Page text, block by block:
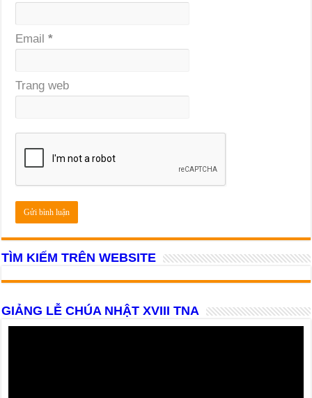
Email*
Trang web
TÌM KIẾM TRÊN WEBSITE
GIẢNG LỄ CHÚA NHẬT XVIII TNA